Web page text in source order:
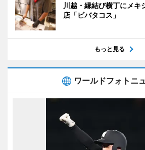
川越・縁結び横丁にメキ
店「ビバタコス」
もっと見る
ワールドフォトニ